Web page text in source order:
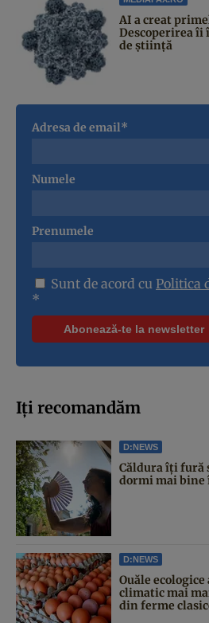
AI a creat
Descoperirea îi
de știință
Adresa de email*
Numele
Prenumele
Sunt de acord cu Politica
*
Iți recomandăm
D:NEWS
Căldura îți fură
dormi mai bine
D:NEWS
Ouăle
climatic mai
din ferme